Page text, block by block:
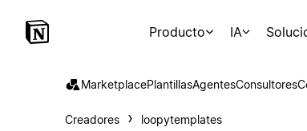
Producto IA
MarketplacePlantillasAgentesConsultores
Creadores loopytemplates